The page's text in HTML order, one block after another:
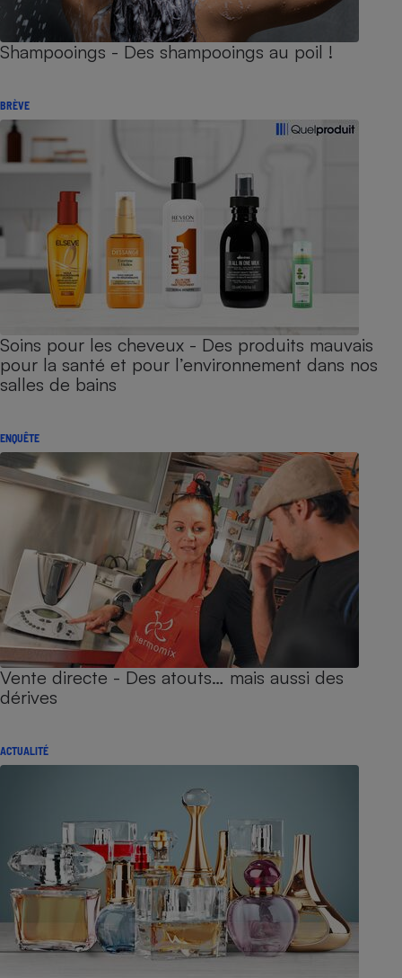
Shampooings - Des shampooings au poil !
BRÈVE
Soins pour les cheveux - Des produits mauvais
pour la santé et pour l’environnement dans nos
salles de bains
ENQUÊTE
Vente directe - Des atouts… mais aussi des
dérives
ACTUALITÉ